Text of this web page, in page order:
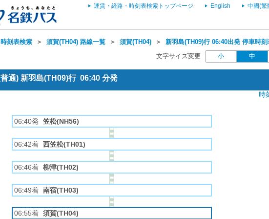
運賃・経路・時刻表検索トップページ English 中國(繁
刻表検索 ＞ 須賀(TH04) 路線一覧 ＞ 須賀(TH04) ＞ 新羽島(TH09)行 06:40出発 停車時刻
文字サイズ変更 小 中
通) 新羽島(TH09)行 06:40 分発
時
06:40発 笠松(NH56)
06:42着 西笠松(TH01)
06:46着 柳津(TH02)
06:49着 南宿(TH03)
06:55着 須賀(TH04)